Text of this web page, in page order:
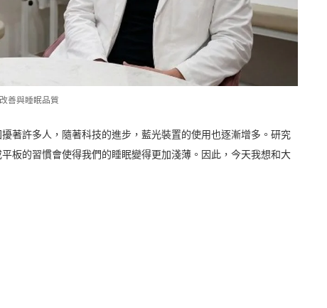
善與睡眠品質
著許多人，隨著科技的進步，藍光裝置的使用也逐漸增多。研究
板的習慣會使得我們的睡眠變得更加淺薄。因此，今天我想和大